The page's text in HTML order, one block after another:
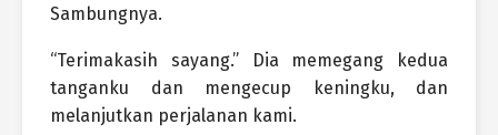
Sambungnya.
“Terimakasih sayang.” Dia memegang kedua
tanganku dan mengecup keningku, dan
melanjutkan perjalanan kami.